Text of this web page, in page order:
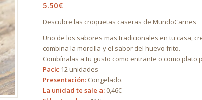
5.50€
Descubre las croquetas caseras de MundoCarnes
Uno de los sabores mas tradicionales en tu casa,
combina la morcilla y el sabor del huevo frito.
Combínalas a tu gusto como entrante o como
Pack: 12 unidades
Presentación: Congelado.
La unidad te sale a: 0,46€